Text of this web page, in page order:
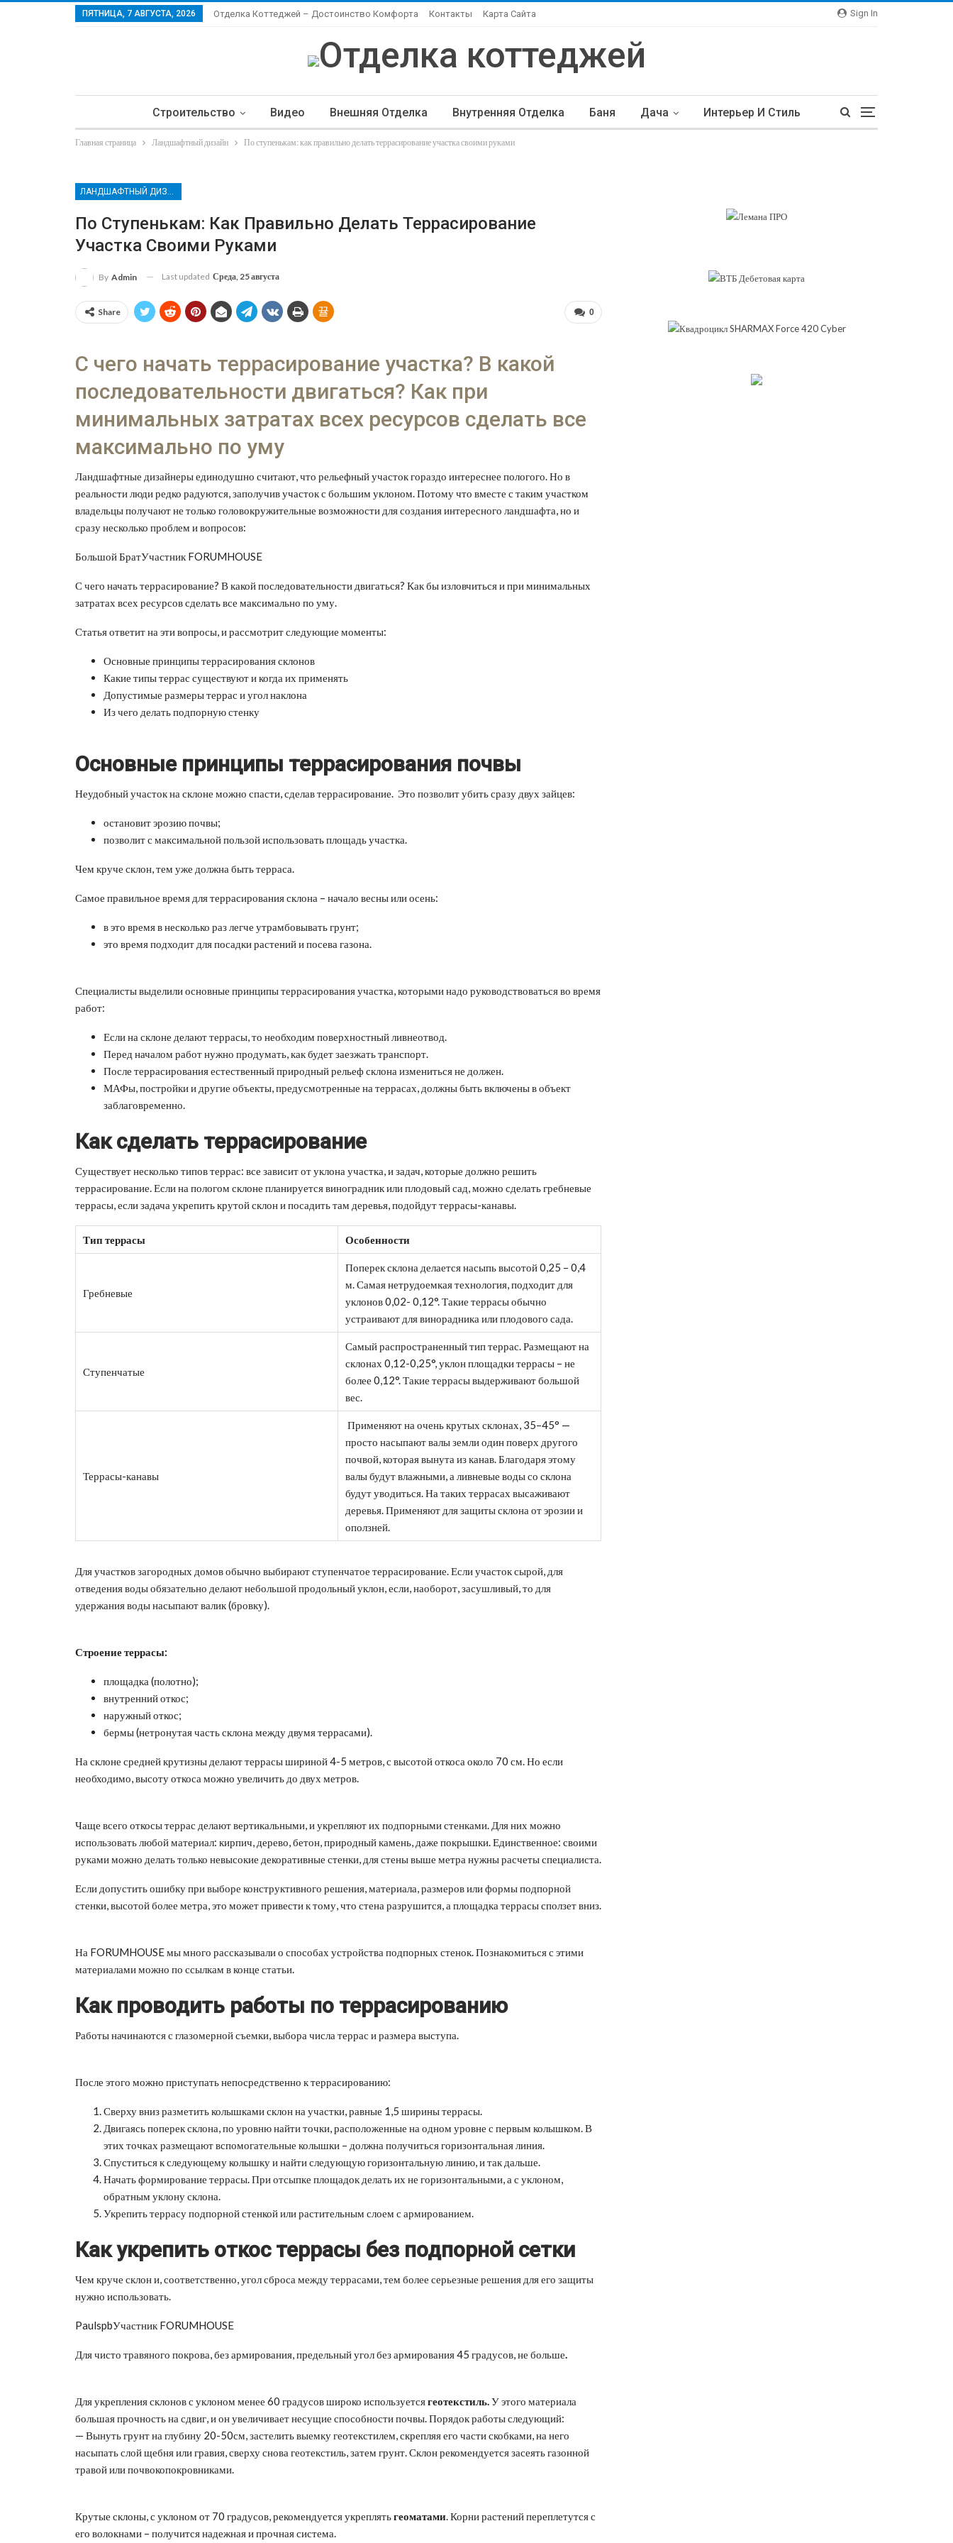
Sign In
ПЯТНИЦА, 7 АВГУСТА, 2026 Отделка Коттеджей – Достоинство Комфорта Контакты Карта Сайта
Строительство Видео Внешняя Отделка Внутренняя Отделка Баня Дача Интерьер И Стиль
Ландшафтный Дизайн Элитная Отделка
Главная страница Ландшафтный дизайн По ступенькам: как правильно делать террасирование участка своими руками
По Ступенькам: Как Правильно Делать Террасирование
Участка Своими Руками
By Admin Last updated Среда, 25 августа
0
Share
С чего начать террасирование участка? В какой
последовательности двигаться? Как при
минимальных затратах всех ресурсов сделать все
максимально по уму
Ландшафтные дизайнеры единодушно считают, что рельефный участок гораздо интереснее пологого. Но в
реальности люди редко радуются, заполучив участок с большим уклоном.Потому что вместе с таким участком
владельцы получают не только головокружительные возможности для создания интересного ландшафта, но и
сразу несколько проблем и вопросов:
Большой БратУчастник FORUMHOUSE
С чего начать террасирование? В какой последовательности двигаться? Как бы изловчиться и при минимальных
затратах всех ресурсов сделать все максимально по уму.
Статья ответит на эти вопросы, и рассмотрит следующие моменты:
Основные принципы террасирования склонов
Какие типы террас существуют и когда их применять
Допустимые размеры террас и угол наклона
Из чего делать подпорную стенку
Основные принципы террасирования почвы
Неудобный участок на склоне можно спасти, сделав террасирование. Это позволит убить сразу двух зайцев:
остановит эрозию почвы;
позволит с максимальной пользой использовать площадь участка.
Чем круче склон, тем уже должна быть терраса.
Самое правильное время для террасирования склона – начало весны или осень:
в это время в несколько раз легче утрамбовывать грунт;
это время подходит для посадки растений и посева газона.
Специалисты выделили основные принципы террасирования участка, которыми надо руководствоваться во время
работ:
Если на склоне делают террасы, то необходим поверхностный ливнеотвод.
Перед началом работ нужно продумать, как будет заезжать транспорт.
После террасирования естественный природный рельеф склона измениться не должен.
МАФы, постройки и другие объекты, предусмотренные на террасах, должны быть включены в объект
заблаговременно.
Как сделать террасирование
Существует несколько типов террас: все зависит от уклона участка, и задач, которые должно решить
террасирование. Если на пологом склоне планируется виноградник или плодовый сад, можно сделать гребневые
террасы, если задача укрепить крутой склон и посадить там деревья, подойдут террасы-канавы.
Тип террасы Особенности
Гребневые
Поперек склона делается насыпь высотой 0,25 – 0,4
м. Самая нетрудоемкая технология, подходит для
уклонов 0,02- 0,12°. Такие террасы обычно
устраивают для винорадника или плодового сада.
Ступенчатые
Самый распространенный тип террас. Размещают на
склонах 0,12-0,25°, уклон площадки террасы – не
более 0,12°. Такие террасы выдерживают большой
вес.
Террасы-канавы
При­ме­ня­ют на очень крутых склонах, 35–45° —
просто насыпают валы земли один поверх другого
почвой, которая вынута из канав. Благодаря этому
валы будут влажными, а ливневые воды со склона
будут уводиться. На таких террасах высаживают
деревья. Применяют для защиты склона от эрозии и
оползней.
Для участков загородных домов обычно выбирают ступенчатое террасирование. Если участок сырой, для
отведения воды обязательно делают небольшой продольный уклон, если, наоборот, засушливый, то для
удержания воды насыпают валик (бровку).
Строение террасы:
площадка (полотно);
внутренний откос;
наружный откос;
бермы (нетронутая часть склона между двумя террасами).
На склоне средней крутизны делают террасы шириной 4-5 метров, с высотой откоса около 70 см. Но если
необходимо, высоту откоса можно увеличить до двух метров.
Чаще всего откосы террас делают вертикальными, и укрепляют их подпорными стенками. Для них можно
использовать любой материал: кирпич, дерево, бетон, природный камень, даже покрышки. Единственное: своими
руками можно делать только невысокие декоративные стенки, для стены выше метра нужны расчеты специалиста.
Если допустить ошибку при выборе конструктивного решения, материала, размеров или формы подпорной
стенки, высотой более метра, это может привести к тому, что стена разрушится, а площадка террасы сползет вниз.
На FORUMHOUSE мы много рассказывали о способах устройства подпорных стенок. Познакомиться с этими
материалами можно по ссылкам в конце статьи.
Как проводить работы по террасированию
Работы начинаются с глазомерной съемки, выбора числа террас и размера выступа.
После этого можно приступать непосредственно к террасированию:
Сверху вниз разметить колышками склон на участки, равные 1,5 ширины террасы.
Двигаясь поперек склона, по уровню найти точки, расположенные на одном уровне с первым колышком. В
этих точках размещают вспомогательные колышки – должна получиться горизонтальная линия.
Спуститься к следующему колышку и найти следующую горизонтальную линию, и так дальше.
Начать формирование террасы. При отсыпке площадок делать их не горизонтальными, а с уклоном,
обратным уклону склона.
Укрепить террасу подпорной стенкой или растительным слоем с армированием.
Как укрепить откос террасы без подпорной сетки
Чем круче склон и, соответственно, угол сброса между террасами, тем более серьезные решения для его защиты
нужно использовать.
PaulspbУчастник FORUMHOUSE
Для чисто травяного покрова, без армирования, предельный угол без армирования 45 градусов, не больше.
Для укрепления склонов с уклоном менее 60 градусов широко используетсягеотекстиль.У этого материала
большая прочность на сдвиг, и он увеличивает несущие способности почвы. Порядок работы следующий:
— Вынуть грунт на глубину 20-50см, застелить выемку геотекстилем, скрепляя его части скобками, на него
насыпать слой щебня или гравия, сверху снова геотекстиль, затем грунт. Склон рекомендуется засеять газонной
травой или почвокопокровниками.
Крутые склоны, с уклоном от 70 градусов, рекомендуется укреплятьгеоматами. Корни растений переплетутся с
его волокнами – получится надежная и прочная система.